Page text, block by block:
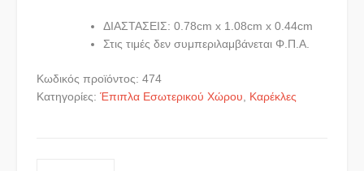
ΔΙΑΣΤΑΣΕΙΣ: 0.78cm x 1.08cm x 0.44cm
Στις τιμές δεν συμπεριλαμβάνεται Φ.Π.Α.
Κωδικός προϊόντος: 474
Κατηγορίες: Έπιπλα Εσωτερικού Χώρου Καρέκλες